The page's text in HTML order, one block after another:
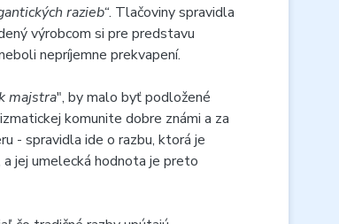
razieb“. Tlačoviny spravidla
výrobcom si pre predstavu
nepríjemne prekvapení.
majstra", by malo byť podložené
komunite dobre známi a za
- spravidla ide o razbu, ktorá je
jej umelecká hodnota je preto